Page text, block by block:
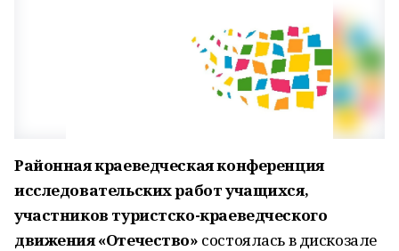
Районная краеведческая конференция
исследовательских работ учащихся,
участников туристско-краеведческого
движения «Отечество» состоялась в дискозале